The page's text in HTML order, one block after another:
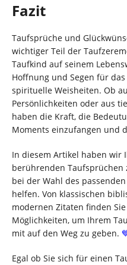
Fazit
Taufsprüche und
wichtiger Teil der
Taufkind auf seinem
Hoffnung und Segen für
spirituelle Weisheiten. Ob
Persönlichkeiten oder aus
haben die Kraft, die
Moments einzufangen und
In diesem Artikel haben wir
berührenden Taufsprüchen
bei der Wahl des
helfen. Von klassischen
modernen Zitaten finden
Möglichkeiten, um Ihrem
mit auf den Weg zu geben.
Egal ob Sie sich für einen